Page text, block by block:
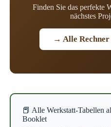
Finden Sie das perfekte
nächstes
→ Alle Rechner
📕 Alle Werkstatt-Tabellen
Booklet